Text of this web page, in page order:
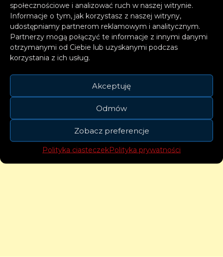
społecznościowe i analizować ruch w naszej witrynie.
Informacje o tym, jak korzystasz z naszej witryny,
udostępniamy partnerom reklamowym i analitycznym.
Partnerzy mogą połączyć te informacje z innymi danymi
otrzymanymi od Ciebie lub uzyskanymi podczas
korzystania z ich usług.
Akceptuję
Odmów
Zobacz preferencje
Polityka ciasteczekPolityka prywatności